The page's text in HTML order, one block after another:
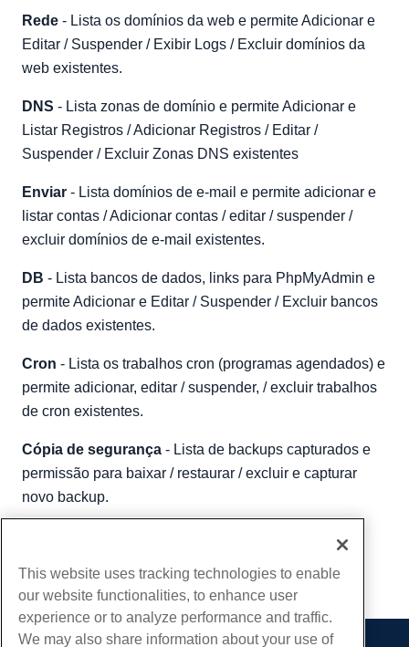
Rede - Lista os domínios da web e permite Adicionar e
Editar / Suspender / Exibir Logs / Excluir domínios da
web existentes.
DNS - Lista zonas de domínio e permite Adicionar e
Listar Registros / Adicionar Registros / Editar /
Suspender / Excluir Zonas DNS existentes
Enviar - Lista domínios de e-mail e permite adicionar e
listar contas / Adicionar contas / editar / suspender /
excluir domínios de e-mail existentes.
DB - Lista bancos de dados, links para PhpMyAdmin e
permite Adicionar e Editar / Suspender / Excluir bancos
de dados existentes.
Cron - Lista os trabalhos cron (programas agendados) e
permite adicionar, editar / suspender, / excluir trabalhos
de cron existentes.
Cópia de segurança - Lista de backups capturados e
permissão para baixar / restaurar / excluir e capturar
novo backup.
cópia de URL
This website uses tracking technologies to enable
our website functionalities, to enhance user
experience or to analyze performance and traffic.
We may also share information about your use of